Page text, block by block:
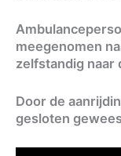
meegenomen
zelfstandig naar
Door de
gesloten